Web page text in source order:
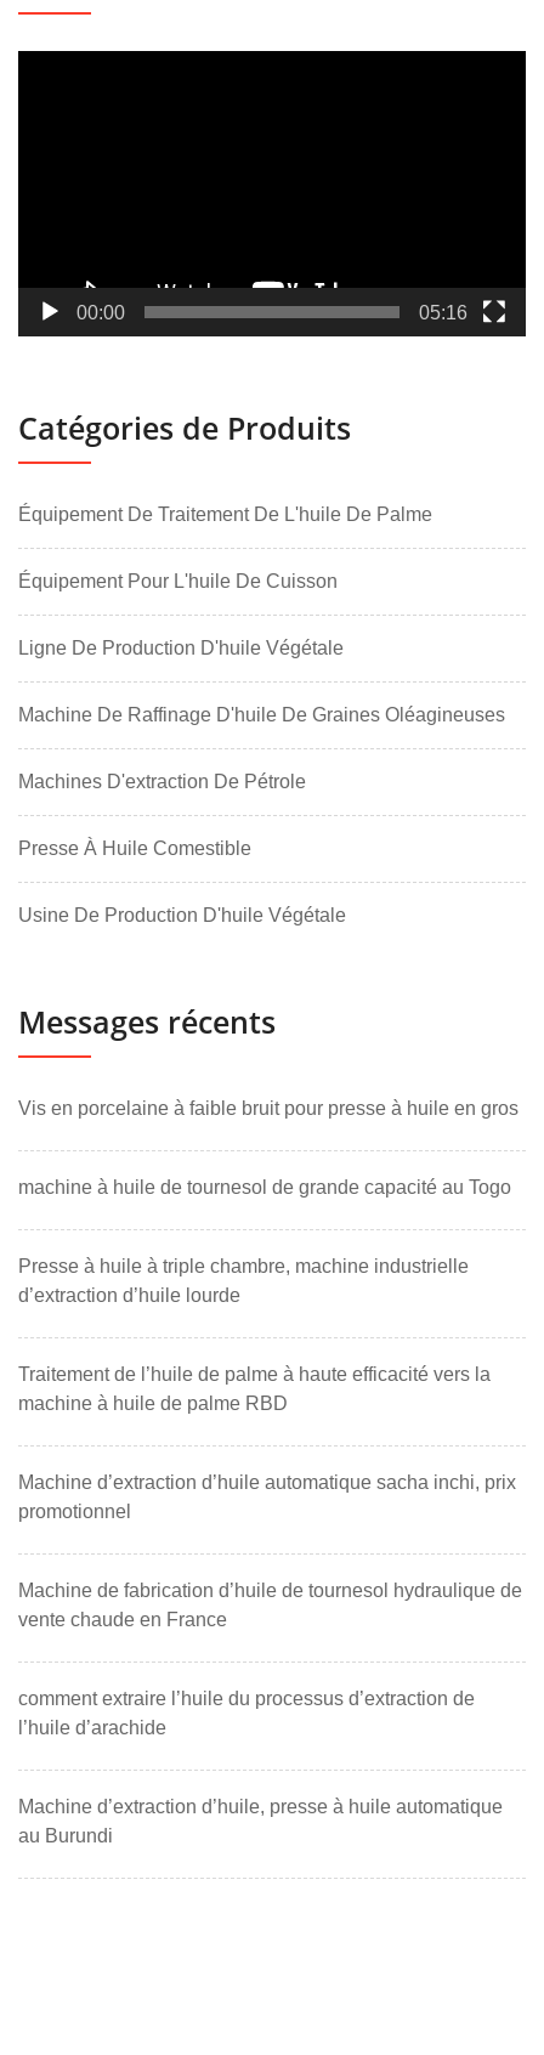
00:00 05:16
Catégories de Produits
Équipement De Traitement De L'huile De Palme
Équipement Pour L'huile De Cuisson
Ligne De Production D'huile Végétale
Machine De Raffinage D'huile De Graines Oléagineuses
Machines D'extraction De Pétrole
Presse À Huile Comestible
Usine De Production D'huile Végétale
Messages récents
Vis en porcelaine à faible bruit pour presse à huile en gros
machine à huile de tournesol de grande capacité au Togo
Presse à huile à triple chambre, machine industrielle
d’extraction d’huile lourde
Traitement de l’huile de palme à haute efficacité vers la
machine à huile de palme RBD
Machine d’extraction d’huile automatique sacha inchi, prix
promotionnel
Machine de fabrication d’huile de tournesol hydraulique de
vente chaude en France
comment extraire l’huile du processus d’extraction de
l’huile d’arachide
Machine d’extraction d’huile, presse à huile automatique
au Burundi